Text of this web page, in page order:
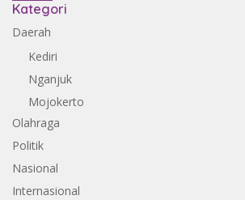
Kategori
Daerah
Kediri
Nganjuk
Mojokerto
Olahraga
Politik
Nasional
Internasional